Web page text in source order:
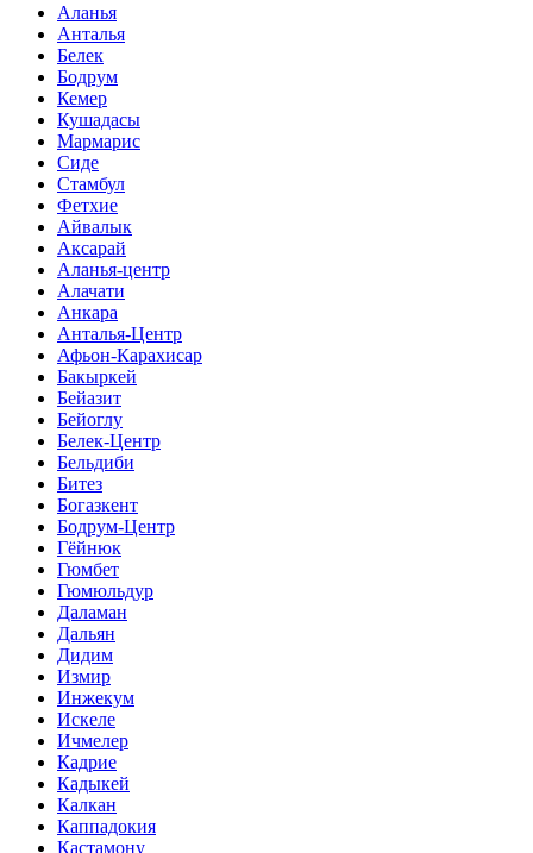
Аланья
Анталья
Белек
Бодрум
Кемер
Кушадасы
Мармарис
Сиде
Стамбул
Фетхие
Айвалык
Аксарай
Аланья-центр
Алачати
Анкара
Анталья-Центр
Афьон-Карахисар
Бакыркей
Бейазит
Бейоглу
Белек-Центр
Бельдиби
Битез
Богазкент
Бодрум-Центр
Гёйнюк
Гюмбет
Гюмюльдур
Даламан
Дальян
Дидим
Измир
Инжекум
Искеле
Ичмелер
Кадрие
Кадыкей
Калкан
Каппадокия
Кастамону